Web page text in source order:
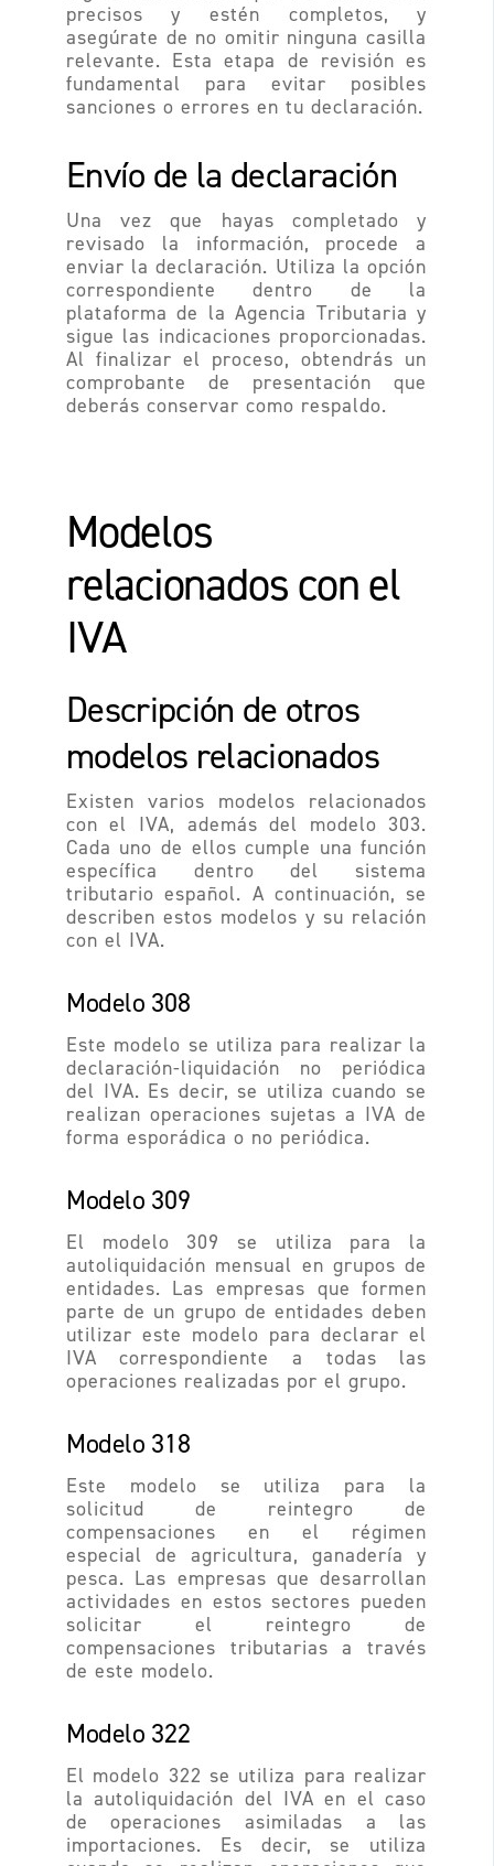
precisos y estén completos, y
asegúrate de no omitir ninguna casilla
relevante. Esta etapa de revisión es
fundamental para evitar posibles
sanciones o errores en tu declaración.
Envío de la declaración
Una vez que hayas completado y
revisado la información, procede a
enviar la declaración. Utiliza la opción
correspondiente dentro de la
plataforma de la Agencia Tributaria y
sigue las indicaciones proporcionadas.
Al finalizar el proceso, obtendrás un
comprobante de presentación que
deberás conservar como respaldo.
Modelos
relacionados con el
IVA
Descripción de otros
modelos relacionados
Existen varios modelos relacionados
con el IVA, además del modelo 303.
Cada uno de ellos cumple una función
específica dentro del sistema
tributario español. A continuación, se
describen estos modelos y su relación
con el IVA.
Modelo 308
Este modelo se utiliza para realizar la
declaración-liquidación no periódica
del IVA. Es decir, se utiliza cuando se
realizan operaciones sujetas a IVA de
forma esporádica o no periódica.
Modelo 309
El modelo 309 se utiliza para la
autoliquidación mensual en grupos de
entidades. Las empresas que formen
parte de un grupo de entidades deben
utilizar este modelo para declarar el
IVA correspondiente a todas las
operaciones realizadas por el grupo.
Modelo 318
Este modelo se utiliza para la
solicitud de reintegro de
compensaciones en el régimen
especial de agricultura, ganadería y
pesca. Las empresas que desarrollan
actividades en estos sectores pueden
solicitar el reintegro de
compensaciones tributarias a través
de este modelo.
Modelo 322
El modelo 322 se utiliza para realizar
la autoliquidación del IVA en el caso
de operaciones asimiladas a las
importaciones. Es decir, se utiliza